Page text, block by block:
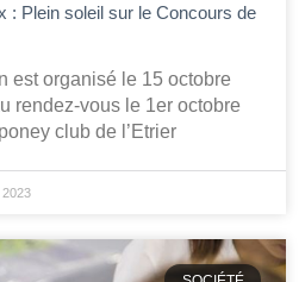
: Plein soleil sur le Concours de
est organisé le 15 octobre
rendez-vous le 1er octobre
club de l’Etrier